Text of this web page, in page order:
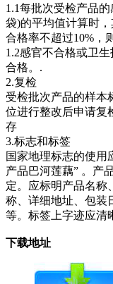
1.1每批次受检产品
袋)的平均值计算时
合格率不超过10%，
1.2感官不合格或卫
合格。.
2.复检
受检批次产品的样本
位进行整改后申请复
存
3.标志和标签
国家地理标志的使用
产品巴河莲藕” 。产
定。应标明产品名称
称、详细地址、包装
等。标签上字迹应清
下载地址